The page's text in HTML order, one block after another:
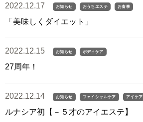
2022.12.17 お知らせ おうちエステ お食事
「美味しくダイエット」
2022.12.15 お知らせ ボディケア
27周年！
2022.12.14 お知らせ フェイシャルケア アイケア
ルナシア初【－５才のアイエステ】